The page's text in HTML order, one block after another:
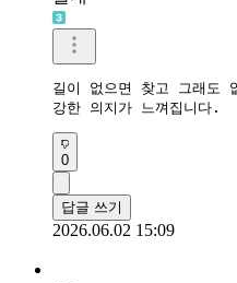
길이 없으면 찾고 그래도
강한 의지가 느껴집니다.
0
답글 쓰기
2026.06.02 15:09